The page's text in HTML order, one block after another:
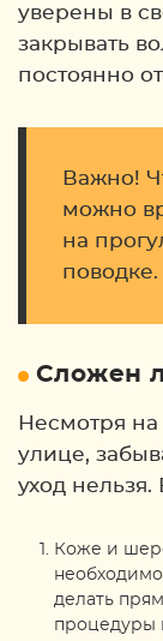
уверены в
закрывать
постоянно
Важно!
можно
на
поводке.
Сложен
Несмотря на
улице,
уход
Коже и
делать
процедуры